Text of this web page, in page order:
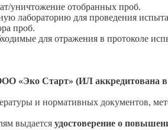
уничтожение отобранных проб.
лабораторию для проведения
проб.
для отражения в протоколе
«Эко Старт» (ИЛ аккредитована
и нормативных документов,
выдается удостоверение о